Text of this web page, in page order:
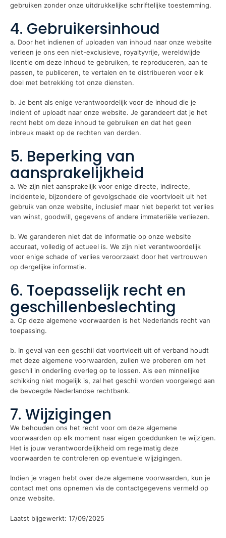
gebruiken zonder onze uitdrukkelijke schriftelijke toestemming.
4. Gebruikersinhoud
a. Door het indienen of uploaden van inhoud naar onze website
verleen je ons een niet-exclusieve, royaltyvrije, wereldwijde
licentie om deze inhoud te gebruiken, te reproduceren, aan te
passen, te publiceren, te vertalen en te distribueren voor elk
doel met betrekking tot onze diensten.
b. Je bent als enige verantwoordelijk voor de inhoud die je
indient of uploadt naar onze website. Je garandeert dat je het
recht hebt om deze inhoud te gebruiken en dat het geen
inbreuk maakt op de rechten van derden.
5. Beperking van
aansprakelijkheid
a. We zijn niet aansprakelijk voor enige directe, indirecte,
incidentele, bijzondere of gevolgschade die voortvloeit uit het
gebruik van onze website, inclusief maar niet beperkt tot verlies
van winst, goodwill, gegevens of andere immateriële verliezen.
b. We garanderen niet dat de informatie op onze website
accuraat, volledig of actueel is. We zijn niet verantwoordelijk
voor enige schade of verlies veroorzaakt door het vertrouwen
op dergelijke informatie.
6. Toepasselijk recht en
geschillenbeslechting
a. Op deze algemene voorwaarden is het Nederlands recht van
toepassing.
b. In geval van een geschil dat voortvloeit uit of verband houdt
met deze algemene voorwaarden, zullen we proberen om het
geschil in onderling overleg op te lossen. Als een minnelijke
schikking niet mogelijk is, zal het geschil worden voorgelegd aan
de bevoegde Nederlandse rechtbank.
7. Wijzigingen
We behouden ons het recht voor om deze algemene
voorwaarden op elk moment naar eigen goeddunken te wijzigen.
Het is jouw verantwoordelijkheid om regelmatig deze
voorwaarden te controleren op eventuele wijzigingen.
Indien je vragen hebt over deze algemene voorwaarden, kun je
contact met ons opnemen via de contactgegevens vermeld op
onze website.
Laatst bijgewerkt: 17/09/2025